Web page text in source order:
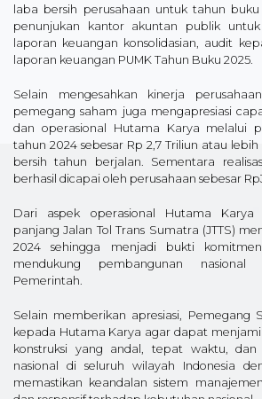
laba bersih perusahaan untuk tahun
penunjukan kantor akuntan publik
laporan keuangan konsolidasian, audit
laporan keuangan PUMK Tahun Buku 2025.
Selain mengesahkan kinerja
pemegang saham juga mengapresiasi
dan operasional Hutama Karya melalui
tahun 2024 sebesar Rp 2,7 Triliun atau
bersih tahun berjalan. Sementara
berhasil dicapai oleh perusahaan sebesar
Dari aspek operasional Hutama Karya
panjang Jalan Tol Trans Sumatra (JTTS)
2024 sehingga menjadi bukti
mendukung pembangunan nasional
Pemerintah.
Selain memberikan apresiasi, Pemegang
kepada Hutama Karya agar dapat
konstruksi yang andal, tepat waktu, dan
nasional di seluruh wilayah Indonesia
memastikan keandalan sistem